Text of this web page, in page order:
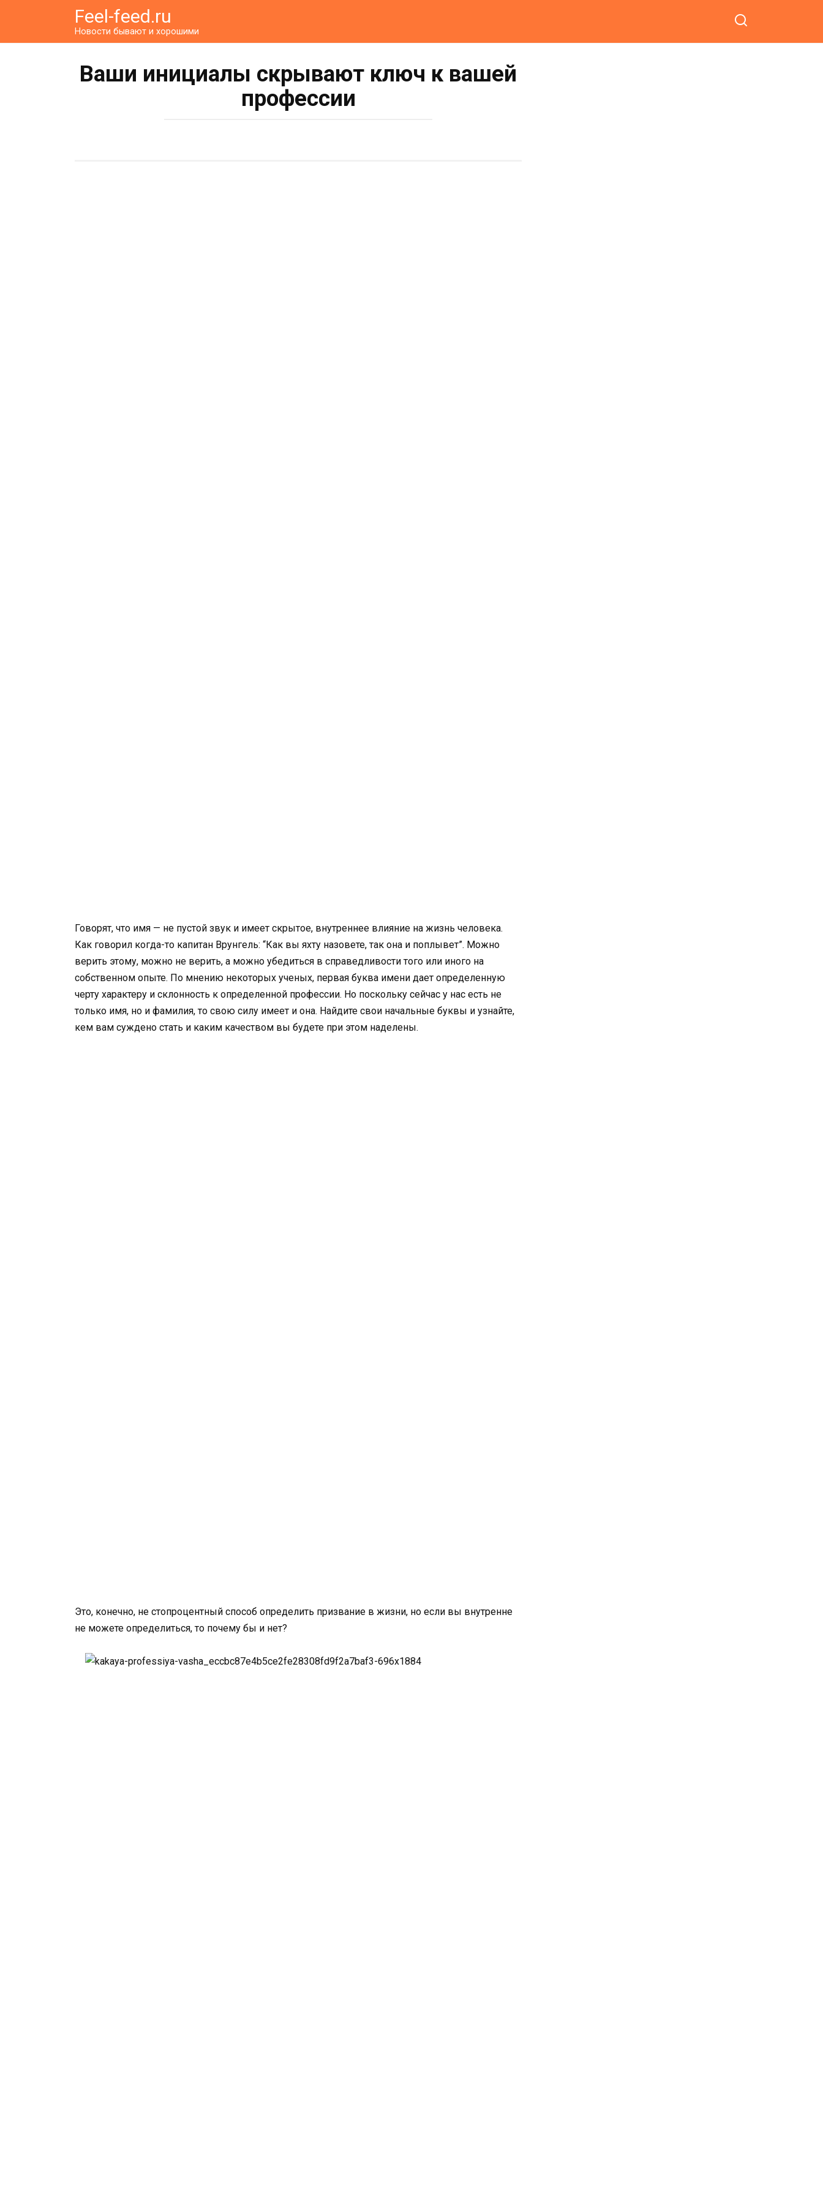
Feel-feed.ru
Новости бывают и хорошими
Ваши инициалы скрывают ключ к вашей
профессии
Говорят, что имя — не пустой звук и имеет скрытое, внутреннее влияние на жизнь человека.
Как говорил когда-то капитан Врунгель: “Как вы яхту назовете, так она и поплывет”. Можно
верить этому, можно не верить, а можно убедиться в справедливости того или иного на
собственном опыте. По мнению некоторых ученых, первая буква имени дает определенную
черту характеру и склонность к определенной профессии. Но поскольку сейчас у нас есть не
только имя, но и фамилия, то свою силу имеет и она. Найдите свои начальные буквы и узнайте,
кем вам суждено стать и каким качеством вы будете при этом наделены.
Это, конечно, не стопроцентный способ определить призвание в жизни, но если вы внутренне
не можете определиться, то почему бы и нет?